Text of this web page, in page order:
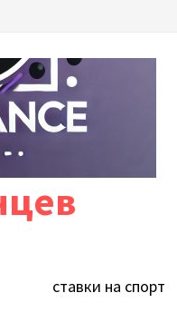
ставки на спорт